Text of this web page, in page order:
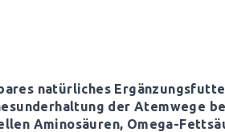
natürliches
der Atemwege
Aminosäuren, Omega-